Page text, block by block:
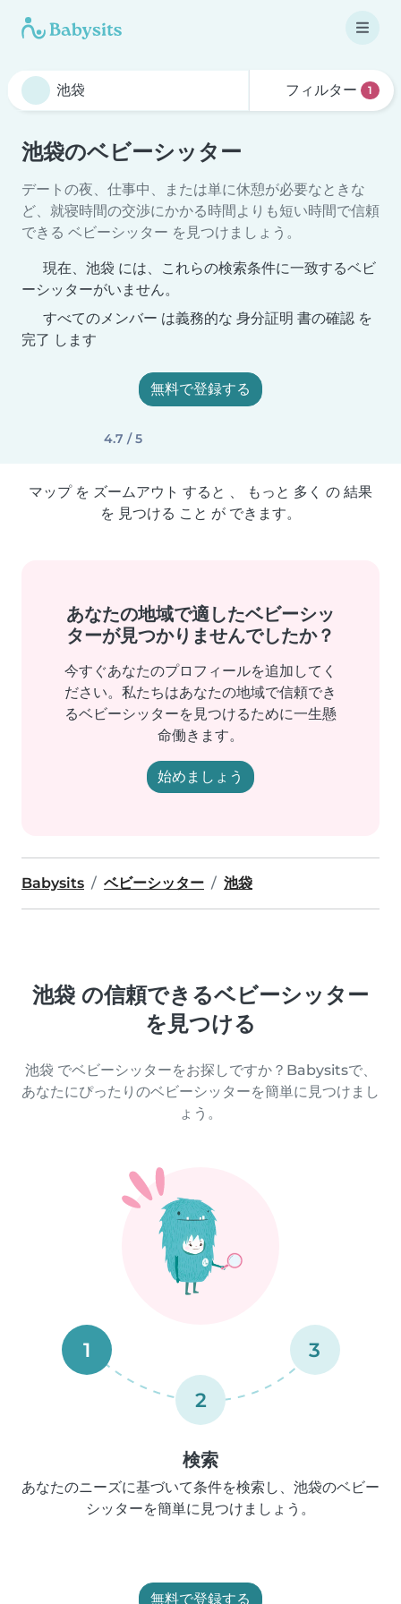
フィルター 1
池袋のベビーシッター
デートの夜、仕事中、または単に休憩が必要なときな
ど、就寝時間の交渉にかかる時間よりも短い時間で信頼
できる ベビーシッター を見つけましょう。
現在、池袋 には、これらの検索条件に一致するベビ
ーシッターがいません。
すべてのメンバー は義務的な 身分証明 書の確認 を
完了 します
無料で登録する
4.7 / 5
マップ を ズームアウト すると 、 もっと 多く の 結果
を 見つける こと が できます。
あなたの地域で適したベビーシッ
ターが見つかりませんでしたか？
今すぐあなたのプロフィールを追加してく
ださい。私たちはあなたの地域で信頼でき
るベビーシッターを見つけるために一生懸
命働きます。
始めましょう
Babysits ベビーシッター 池袋
池袋 の信頼できるベビーシッター
を見つける
池袋 でベビーシッターをお探しですか？Babysitsで、
あなたにぴったりのベビーシッターを簡単に見つけまし
ょう。
1
2
3
検索
あなたのニーズに基づいて条件を検索し、池袋のベビー
シッターを簡単に見つけましょう。
無料で登録する